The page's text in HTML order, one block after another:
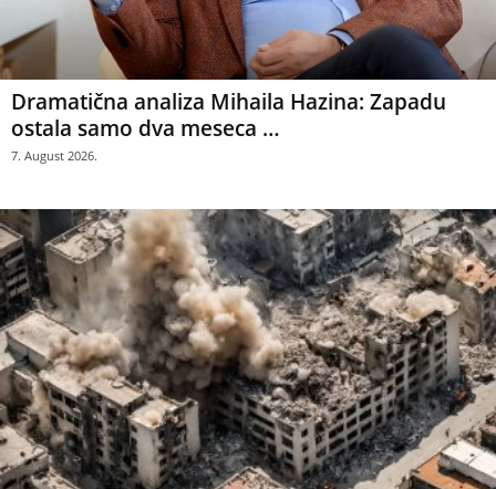
Dramatična analiza Mihaila Hazina: Zapadu
ostala samo dva meseca …
7. August 2026.